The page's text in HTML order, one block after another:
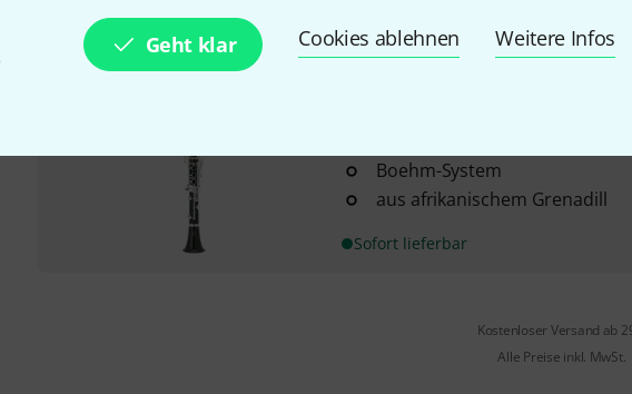
Geht klar Cookies ablehnen Weitere Infos
Boehm-System
aus afrikanischem Grenadill
Sofort lieferbar
Kostenloser Versand ab
Alle Preise inkl. MwSt.